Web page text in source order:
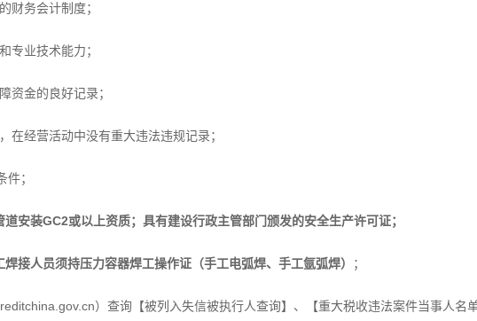
财务会计制度；
专业技术能力；
资金的良好记录；
经营活动中没有重大违法违规记录；
；
道安装GC2或以上资质；具有建设行政主管部门颁发的安全生产许可证；
接人员须持压力容器焊工操作证（手工电弧焊、手工氩弧焊） ；
）查询【被列入失信被执行人查询】、【重大税收违法案件当事人名